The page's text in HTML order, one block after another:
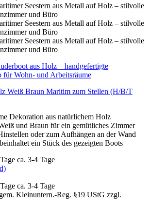
Weiß Braun Maritim zum Stellen (H/B/T
Dekoration aus natürlichem Holz
und Braun für ein gemütliches Zimmer
oder zum Aufhängen an der Wand
ein Stück des gezeigten Boots
ca. 3-4 Tage
ca. 3-4 Tage
Kleinuntern.-Reg. §19 UStG zzgl.